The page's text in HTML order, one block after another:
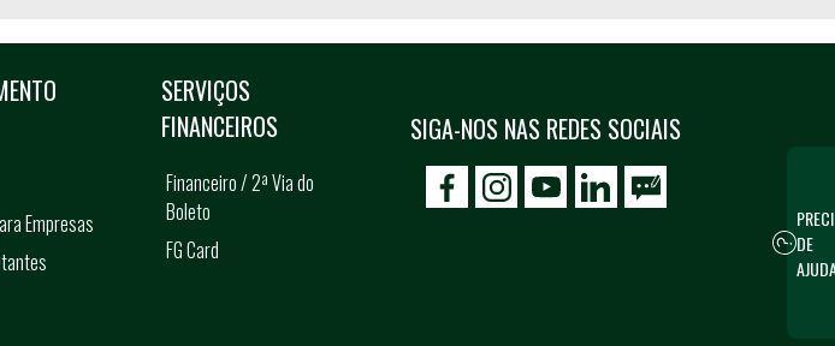
SIGA-NOS NAS REDES SOCIAIS
icon-facebook
icon-social02icon-social03
Empresas
SERVIÇOS
FINANCEIROS
Financeiro / 2ª Via do
Boleto
FG Card
DE